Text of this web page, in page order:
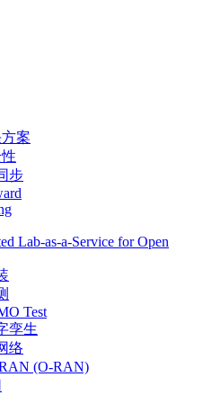
案
步
Lab-as-a-Service for Open
Test
孪生
络
(O-RAN)